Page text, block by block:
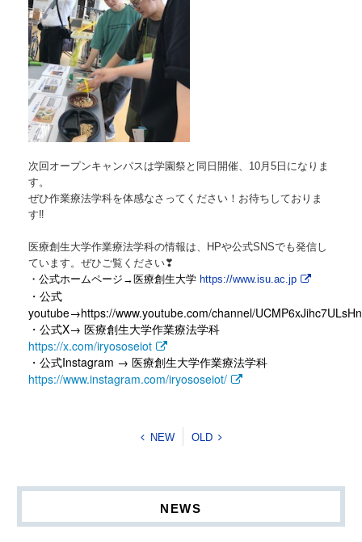
次回オープンキャンパスは学園祭と同日開催、10月5日になりま
す。
ぜひ作業療法学科を体感なさってください！お待ちしておりま
す‼
医療創生大学作業療法学科の情報は、HPや公式SNSでも発信し
ています。ぜひご覧ください❣
・公式ホームページ→医療創生大学 https://www.isu.ac.jp
・公式
youtube→https://www.youtube.com/channel/
・公式X→ 医療創生大学作業療法学科
https://x.com/iryososeiot
・公式Instagram → 医療創生大学作業療法学科
https://www.instagram.com/iryososeiot/
NEW OLD
NEWS